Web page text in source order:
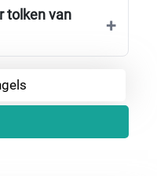
tolken van